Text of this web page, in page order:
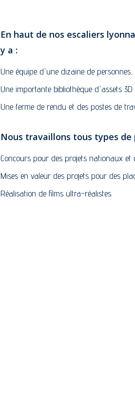
En haut de nos escaliers
y a :
Une équipe d'une dizaine de
Une importante bibliothèque d'assets 3D
Une ferme de rendu et des postes de
Nous travaillons tous types de
Concours pour des projets nationaux et
Mises en valeur des projets pour des
Réalisation de films ultra-réalistes.